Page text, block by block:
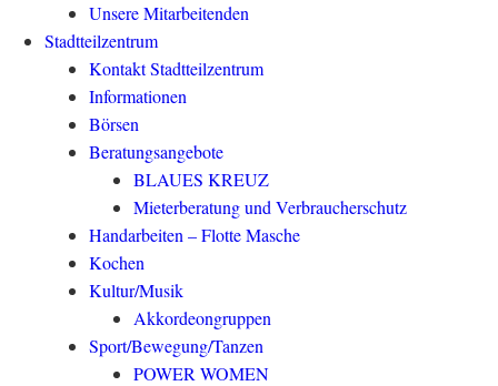
Unsere Mitarbeitenden
Stadtteilzentrum
Kontakt Stadtteilzentrum
Informationen
Börsen
Beratungsangebote
BLAUES KREUZ
Mieterberatung und Verbraucherschutz
Handarbeiten – Flotte Masche
Kochen
Kultur/Musik
Akkordeongruppen
Sport/Bewegung/Tanzen
POWER WOMEN